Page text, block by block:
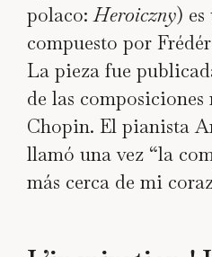
polaco:Heroiczny)
compuesto por
La pieza fue
de las composiciones
Chopin. El pianista
llamó una vez “la
más cerca de mi